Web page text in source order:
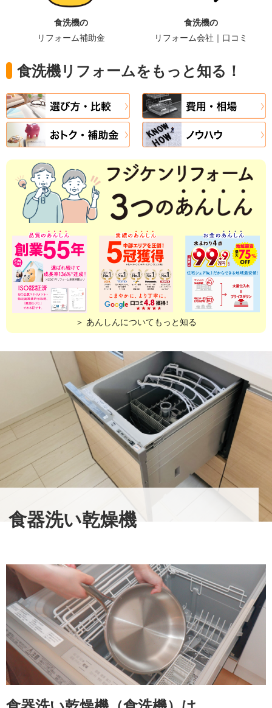
食洗機の
リフォーム補助金
食洗機の
リフォーム会社｜口コミ
食洗機リフォームをもっと知る！
＞ あんしんについてもっと知る
食器洗い乾燥機